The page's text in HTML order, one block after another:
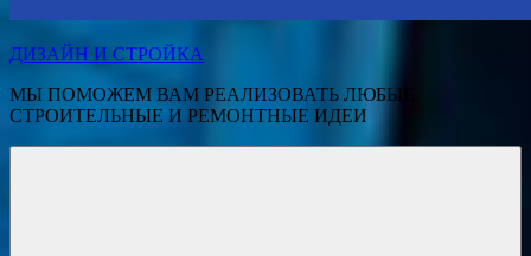
ДИЗАЙН И СТРОЙКА
МЫ ПОМОЖЕМ ВАМ РЕАЛИЗОВАТЬ ЛЮБЫЕ
СТРОИТЕЛЬНЫЕ И РЕМОНТНЫЕ ИДЕИ